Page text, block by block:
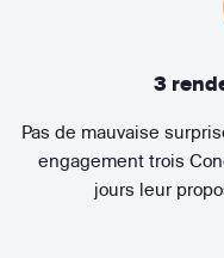
3
Pas de mauvaise
engagement trois
jours leur